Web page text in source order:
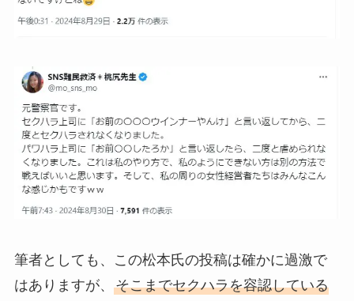
筆者としても、この松本氏の投稿は確かに過激で
はありますが、 そこまでセクハラを容認している